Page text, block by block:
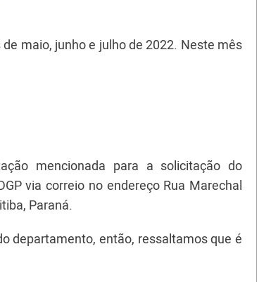
maio, junho e julho de 2022. Neste mês
mencionada para a solicitação do
via correio no endereço Rua Marechal
Paraná.
departamento, então, ressaltamos que é